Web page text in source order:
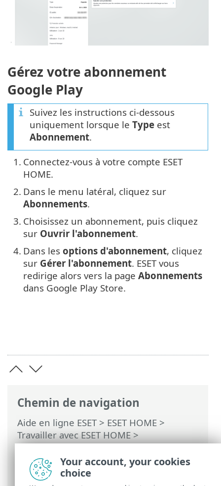
Chemin de navigation
Aide en ligne ESET> ESET HOME >
Travailler avec ESET HOME>
Abonnements et gestion des
abonnements> Renouvellement
automatique de l'abonnement
Gérez votre abonnement
Google Play
Suivez les instructions ci-dessous
uniquement lorsque le Type est
Abonnement.
1. Connectez-vous à votre compte ESET
HOME.
2. Dans le menu latéral, cliquez sur
Abonnements.
3. Choisissez un abonnement, puis cliquez
sur Ouvrir l'abonnement.
4. Dans les options d'abonnement, cliquez
sur Gérer l'abonnement. ESET vous
redirige alors vers la page Abonnements
dans Google Play Store.
Your account, your cookies
choice